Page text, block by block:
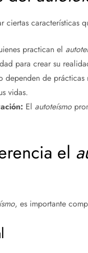
ciertas características
practican el
para crear su
dependen de prácticas
vidas.
El autoteísmo
el
, es importante